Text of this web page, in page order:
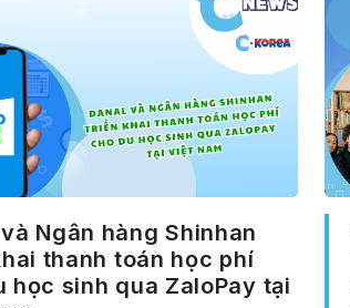
Ngân hàng Shinhan
thanh toán học phí
học sinh qua ZaloPay tại